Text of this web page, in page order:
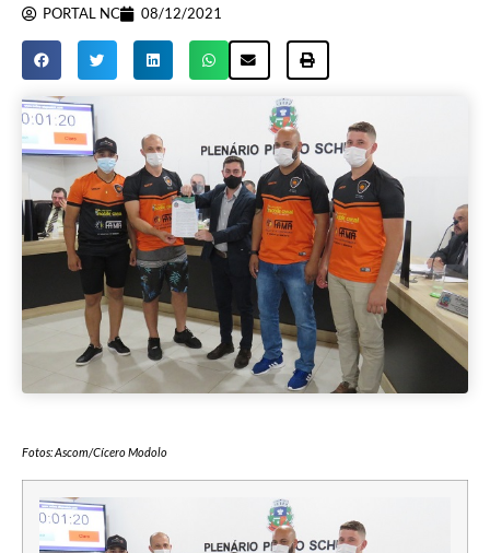
PORTAL NC 08/12/2021
Fotos: Ascom/Cícero Modolo